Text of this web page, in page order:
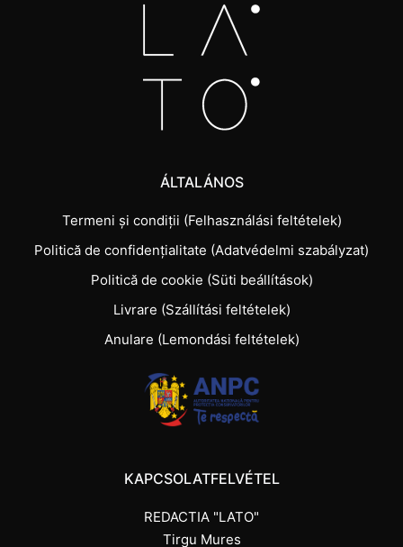
ÁLTALÁNOS
Termeni și condiții (Felhasználási feltételek)
Politică de confidențialitate (Adatvédelmi szabályzat)
Politică de cookie (Süti beállítások)
Livrare (Szállítási feltételek)
Anulare (Lemondási feltételek)
KAPCSOLATFELVÉTEL
REDACTIA "LATO"
Tirgu Mures